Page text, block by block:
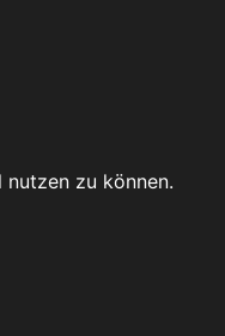
zu können.